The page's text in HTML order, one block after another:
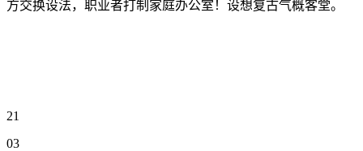
方交换设法，职业者打制家庭办公室！设想复古气概客堂。
21
03